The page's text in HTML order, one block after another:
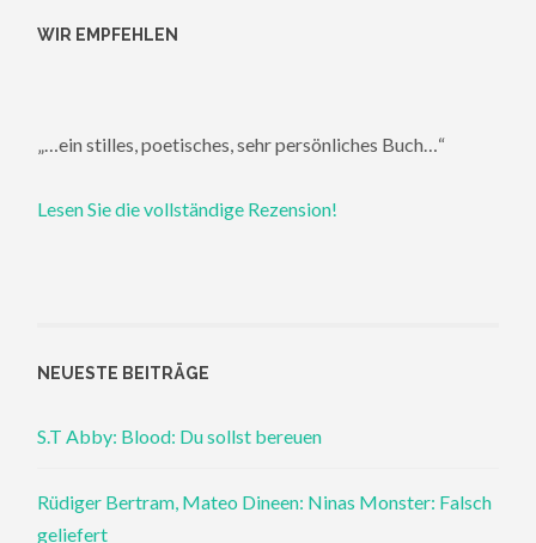
WIR EMPFEHLEN
„…ein stilles, poetisches, sehr persönliches Buch…“
Lesen Sie die vollständige Rezension!
NEUESTE BEITRÄGE
S.T Abby: Blood: Du sollst bereuen
Rüdiger Bertram, Mateo Dineen: Ninas Monster: Falsch
geliefert